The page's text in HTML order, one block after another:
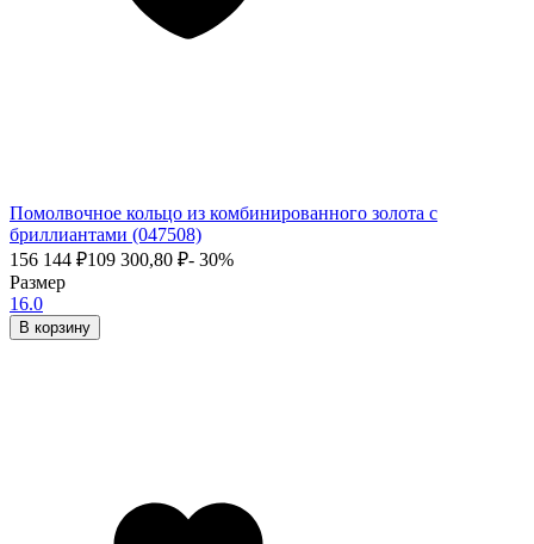
Помолвочное кольцо из комбинированного золота с
бриллиантами (047508)
156 144 ₽109 300,80 ₽- 30%
Размер
16.0
В корзину